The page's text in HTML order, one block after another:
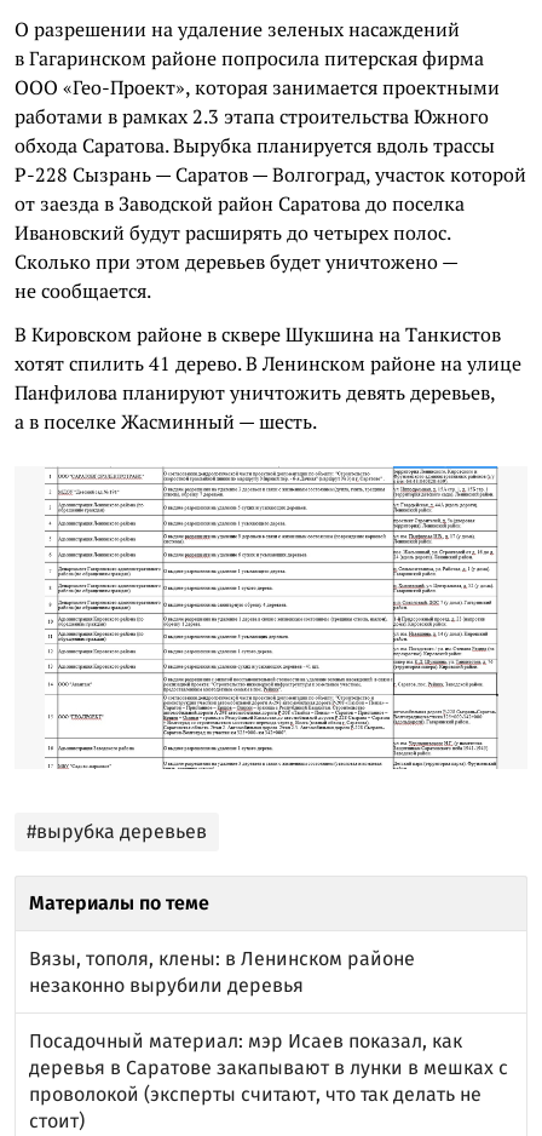
О разрешении на удаление зеленых насаждений
в Гагаринском районе попросила питерская фирма
ООО «Гео-Проект», которая занимается проектными
работами в рамках 2.3 этапа строительства Южного
обхода Саратова. Вырубка планируется вдоль трассы
Р-228 Сызрань — Саратов — Волгоград, участок которой
от заезда в Заводской район Саратова до поселка
Ивановский будут расширять до четырех полос.
Сколько при этом деревьев будет уничтожено —
не сообщается.
В Кировском районе в сквере Шукшина на Танкистов
хотят спилить 41 дерево. В Ленинском районе на улице
Панфилова планируют уничтожить девять деревьев,
а в поселке Жасминный — шесть.
#вырубка деревьев
Материалы по теме
Вязы, тополя, клены: в Ленинском районе
незаконно вырубили деревья
Посадочный материал: мэр Исаев показал, как
деревья в Саратове закапывают в лунки в мешках с
проволокой (эксперты считают, что так делать не
стоит)